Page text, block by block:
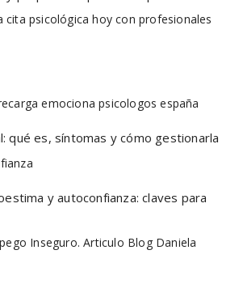
qué es, síntomas y cómo gestionarla
y autoconfianza: claves para